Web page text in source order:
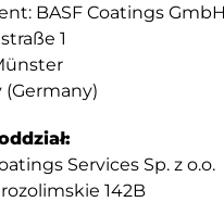
BASF Coatings GmbH
1
(Germany)
Services Sp. z o.o.
142B